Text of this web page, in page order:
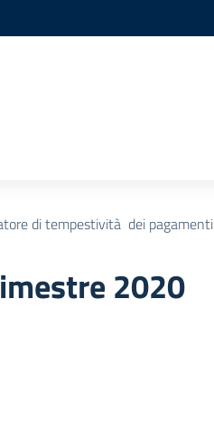
di tempestività dei pagamenti
2020